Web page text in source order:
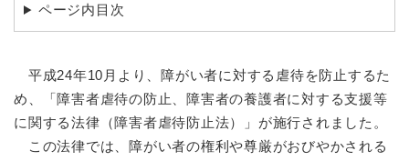
ページ内目次
平成24年10月より、障がい者に対する虐待を防止するた
め、「障害者虐待の防止、障害者の養護者に対する支援等
に関する法律（障害者虐待防止法）」が施行されました。
この法律では、障がい者の権利や尊厳がおびやかされる